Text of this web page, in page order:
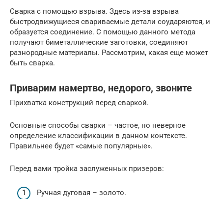
Сварка с помощью взрыва. Здесь из-за взрыва
быстродвижущиеся свариваемые детали соударяются, и
образуется соединение. С помощью данного метода
получают биметаллические заготовки, соединяют
разнородные материалы. Рассмотрим, какая еще может
быть сварка.
Приварим намертво, недорого, звоните
Прихватка конструкций перед сваркой.
Основные способы сварки – частое, но неверное
определение классификации в данном контексте.
Правильнее будет «самые популярные».
Перед вами тройка заслуженных призеров:
Ручная дуговая – золото.